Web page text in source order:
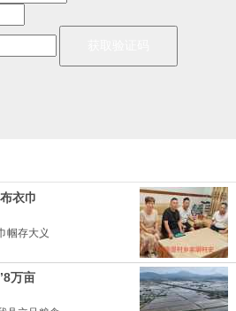
衣巾
帼存大义
万亩